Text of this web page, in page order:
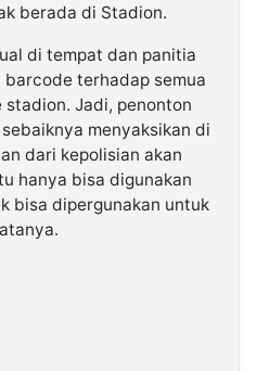
berada di Stadion.
di tempat dan panitia
barcode terhadap semua
stadion. Jadi, penonton
menyaksikan di
dari kepolisian akan
hanya bisa digunakan
bisa dipergunakan untuk